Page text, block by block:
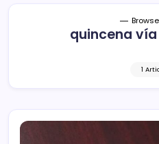
quincena
1